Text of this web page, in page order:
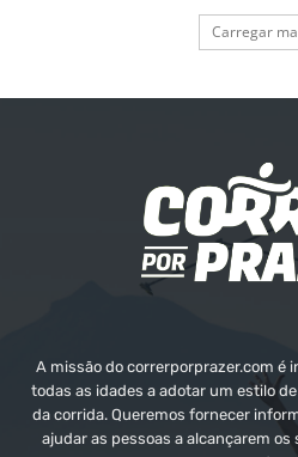
Carregar
A missão do correrporprazer.com é
todas as idades a adotar um estilo
da corrida. Queremos fornecer
ajudar as pessoas a alcançarem